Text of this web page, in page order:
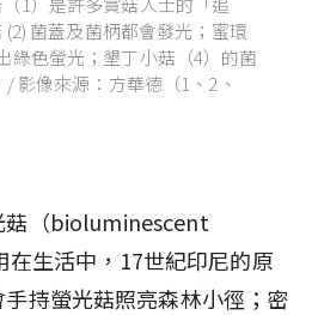
菌蓋及菌柄都會發光；蜜環
綠色螢光；墾丁小菇（4）的菌
影像來源：方華德（1、2、
菇（bioluminescent
生活中，17世紀印尼的原
持螢光菇照亮森林小徑；密